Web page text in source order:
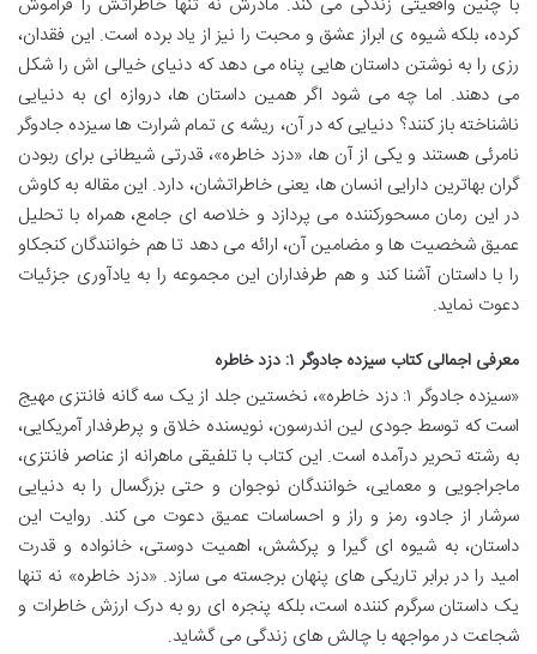
کرده، بلکه شیوه ی ابراز عشق و محبت را نیز از یاد برده است. این فقدان،
رزی را به نوشتن داستان هایی پناه می دهد که دنیای خیالی اش را شکل
می دهند. اما چه می شود اگر همین داستان ها، دروازه ای به دنیایی
ناشناخته باز کنند؟ دنیایی که در آن، ریشه ی تمام شرارت ها سیزده جادوگر
نامرئی هستند و یکی از آن ها، «دزد خاطره»، قدرتی شیطانی برای ربودن
گران بهاترین دارایی انسان ها، یعنی خاطراتشان، دارد. این مقاله به کاوش
در این رمان مسحورکننده می پردازد و خلاصه ای جامع، همراه با تحلیل
عمیق شخصیت ها و مضامین آن، ارائه می دهد تا هم خوانندگان کنجکاو
را با داستان آشنا کند و هم طرفداران این مجموعه را به یادآوری جزئیات
دعوت نماید.
معرفی اجمالی کتاب سیزده جادوگر ۱: دزد خاطره
«سیزده جادوگر ۱: دزد خاطره»، نخستین جلد از یک سه گانه فانتزی مهیج
است که توسط جودی لین اندرسون، نویسنده خلاق و پرطرفدار آمریکایی،
به رشته تحریر درآمده است. این کتاب با تلفیقی ماهرانه از عناصر فانتزی،
ماجراجویی و معمایی، خوانندگان نوجوان و حتی بزرگسال را به دنیایی
سرشار از جادو، رمز و راز و احساسات عمیق دعوت می کند. روایت این
داستان، به شیوه ای گیرا و پرکشش، اهمیت دوستی، خانواده و قدرت
امید را در برابر تاریکی های پنهان برجسته می سازد. «دزد خاطره» نه تنها
یک داستان سرگرم کننده است، بلکه پنجره ای رو به درک ارزش خاطرات و
شجاعت در مواجهه با چالش های زندگی می گشاید.